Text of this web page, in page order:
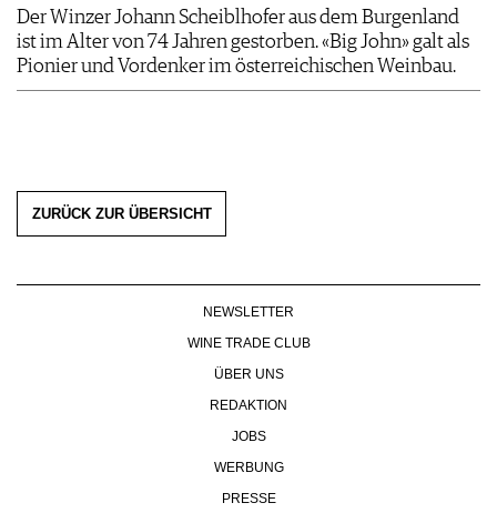
Der Winzer Johann Scheiblhofer aus dem Burgenland
ist im Alter von 74 Jahren gestorben. «Big John» galt als
Pionier und Vordenker im österreichischen Weinbau.
ZURÜCK ZUR ÜBERSICHT
NEWSLETTER
WINE TRADE CLUB
ÜBER UNS
REDAKTION
JOBS
WERBUNG
PRESSE